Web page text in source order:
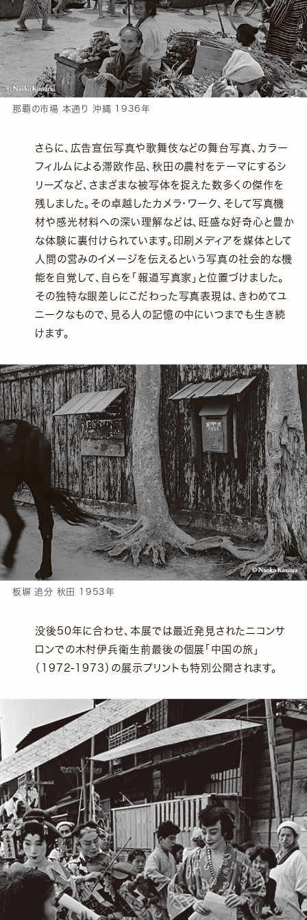
那覇の市場 本通り 沖縄 1936年
さらに、広告宣伝写真や歌舞伎などの舞台写真、カラー
フィルムによる滞欧作品、秋田の農村をテーマにするシ
リーズなど、さまざまな被写体を捉えた数多くの傑作を
残しました。その卓越したカメラ・ワーク、そして写真機
材や感光材料への深い理解などは、旺盛な好奇心と豊か
な体験に裏付けられています。印刷メディアを媒体として
人間の営みのイメージを伝えるという写真の社会的な機
能を自覚して、自らを「報道写真家」と位置づけました。
その独特な眼差しにこだわった写真表現は、きわめてユ
ニークなもので、見る人の記憶の中にいつまでも生き続
けます。
板塀 追分 秋田 1953年
没後50年に合わせ、本展では最近発見されたニコンサ
ロンでの木村伊兵衛生前最後の個展「中国の旅」
（1972-1973）の展示プリントも特別公開されます。